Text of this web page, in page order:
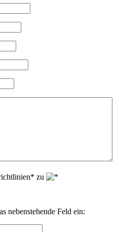
zu
nebenstehende Feld ein: